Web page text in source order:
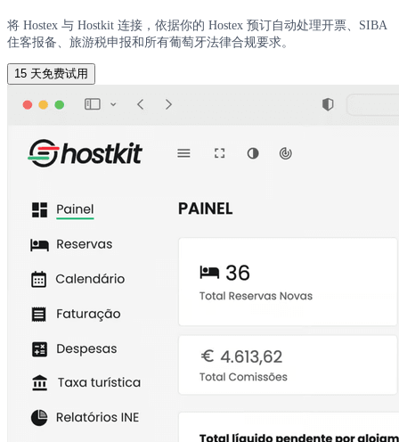
将 Hostex 与 Hostkit 连接，依据你的 Hostex 预订自动处理开票、SIBA
住客报备、旅游税申报和所有葡萄牙法律合规要求。
15 天免费试用